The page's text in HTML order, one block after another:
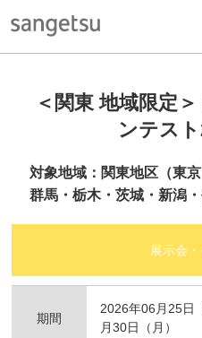
＜関東 地域限定
ンテス
対象地域：関東地区（東
群馬・栃木・茨城・新潟・
展示会
期間
2026年06月25日
月30日（月）